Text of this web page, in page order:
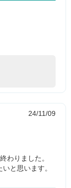
24/11/09
わりました。
と思います。